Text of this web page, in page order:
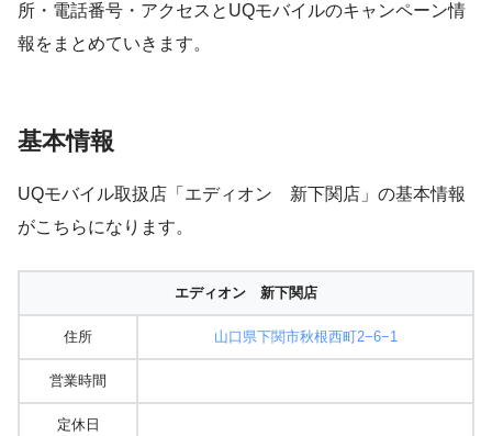
所・電話番号・アクセスとUQモバイルのキャンペーン情
報をまとめていきます。
基本情報
UQモバイル取扱店「エディオン 新下関店」の基本情報
がこちらになります。
エディオン 新下関店
住所 山口県下関市秋根西町2−6−1
営業時間
定休日